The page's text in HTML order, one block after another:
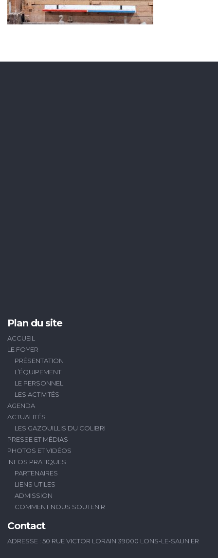
Plan du site
ACCUEIL
LE FOYER
PRÉSENTATION
L’ÉQUIPEMENT
LE PERSONNEL
LES ACTIVITÉS
AGENDA
ACTUALITÉS
LES GAZOUILLIS DU COLIBRI
PRESSE ET MÉDIAS
PHOTOS ET VIDÉOS
INFOS PRATIQUES
PARTENAIRES
LIENS UTILES
ADMISSION
COMMENT NOUS SOUTENIR
Contact
ADRESSE : 50 RUE VICTOR LORAIN 39000 LONS-LE-SAUNIER